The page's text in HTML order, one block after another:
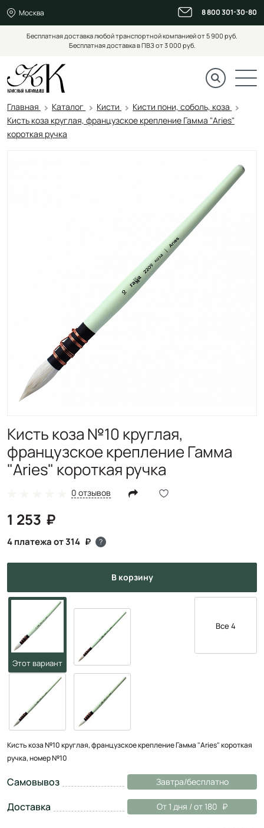
Москва 8 800 301-30-80
Бесплатная доставка любой транспортной компанией от 5 900 руб.
Бесплатная доставка в ПВЗ от 3 000 руб.
Главная Каталог Кисти
Кисти пони, соболь, коза
Кисть коза круглая, французское крепление Гамма "Aries"
короткая ручка
Кисть коза №10 круглая,
французское крепление Гамма
"Aries" короткая ручка
0 отзывов
1 253
4 платежа от 314 ?
в корзину
Все 4
Кисть коза №10 круглая, французское крепление Гамма "Aries" короткая
ручка, номер №10
Самовывоз Завтра/бесплатно
Доставка От 1 дня / от 180